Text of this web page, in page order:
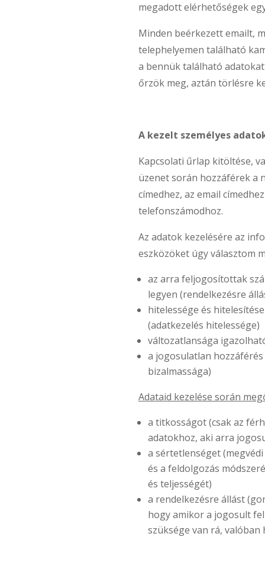
megadott elérhetőségek
Minden beérkezett emailt,
telephelyemen található
a bennük található
őrzök meg, aztán törlésre
A kezelt személyes
Kapcsolati űrlap kitöltése,
üzenet során hozzáférek a
címedhez, az email
telefonszámodhoz.
Az adatok kezelésére az
eszközöket úgy választom
az arra feljogosítottak
legyen (rendelkezésre
hitelessége és
(adatkezelés hitelessége)
változatlansága
a jogosulatlan
bizalmassága)
Adataid kezelése során
a titkosságot (csak az
adatokhoz, aki arra
a sértetlenséget
és a feldolgozás
és teljességét)
a rendelkezésre állást
hogy amikor a jogosult
szüksége van rá,